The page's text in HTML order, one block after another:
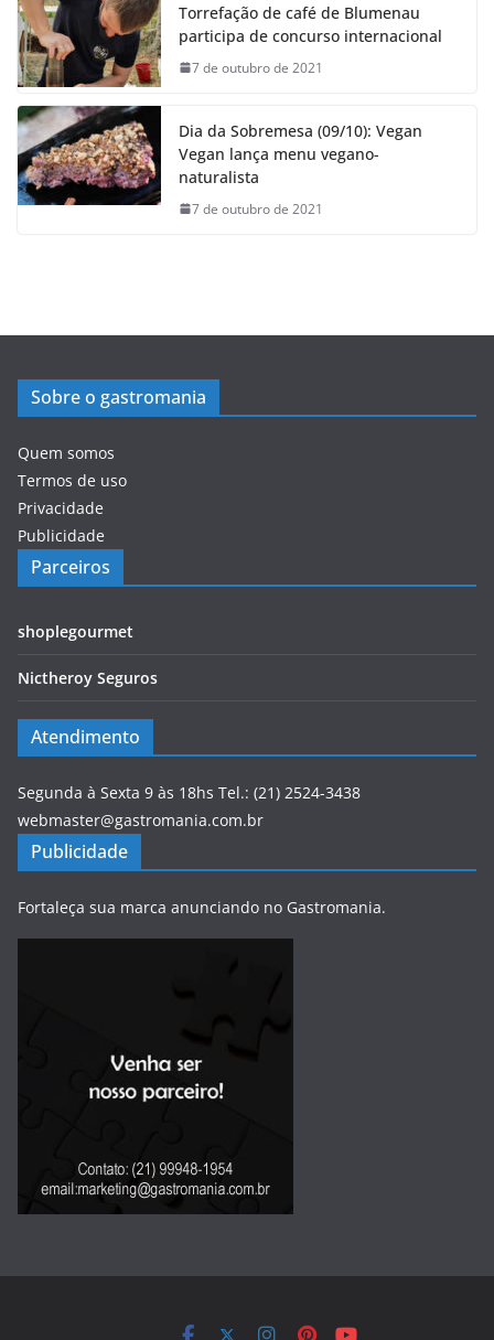
Torrefação de café de Blumenau
participa de concurso internacional
7 de outubro de 2021
Dia da Sobremesa (09/10): Vegan
Vegan lança menu vegano-
naturalista
7 de outubro de 2021
Sobre o gastromania
Quem somos
Termos de uso
Privacidade
Publicidade
Parceiros
shoplegourmet
Nictheroy Seguros
Atendimento
Segunda à Sexta 9 às 18hs Tel.: (21) 2524-3438
webmaster@gastromania.com.br
Publicidade
Fortaleça sua marca anunciando no Gastromania.